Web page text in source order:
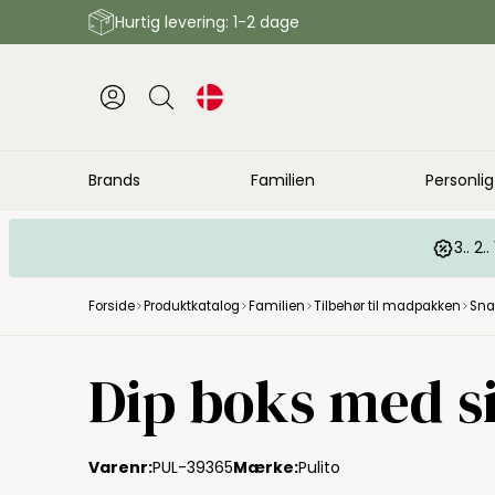
Hurtig levering: 1-2 dage
Brands Familien
3..
Forside Produktkatalog Familien Tilbehør til madpakken
Dip boks med
Varenr:PUL-39365Mærke:Pulito